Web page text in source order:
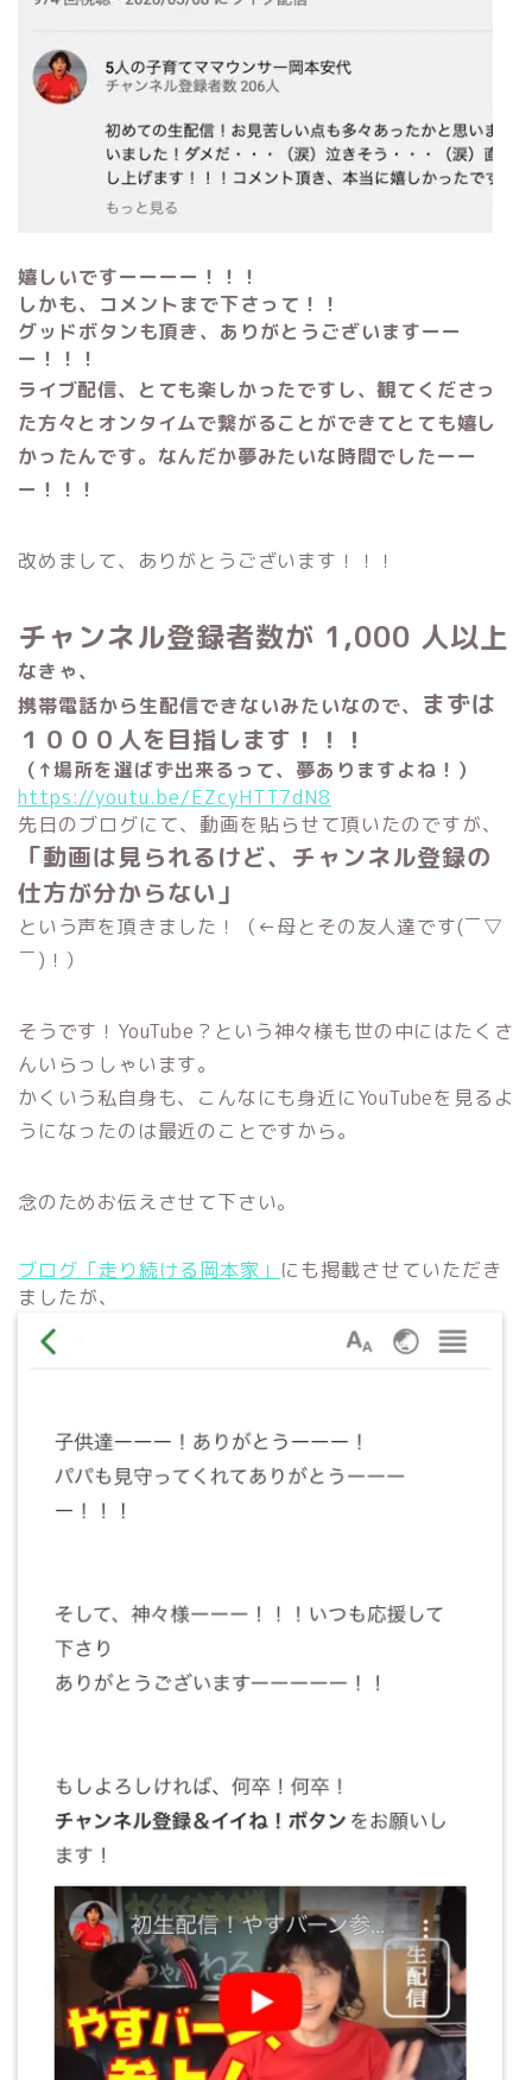
嬉しいですーーーー！！！
しかも、コメントまで下さって！！
グッドボタンも頂き、ありがとうございますーー
ー！！！
ライブ配信、とても楽しかったですし、観てくださっ
た方々とオンタイムで繋がることができてとても嬉し
かったんです。なんだか夢みたいな時間でしたーー
ー！！！
改めまして、ありがとうございます！！！
チャンネル登録者数が 1,000 人以上
なきゃ、
携帯電話から生配信できないみたいなので、 まずは
１０００人を目指します！！！
（↑場所を選ばず出来るって、夢ありますよね！）
https://youtu.be/EZcyHTT7dN8
先日のブログにて、動画を貼らせて頂いたのですが、
「動画は見られるけど、チャンネル登録の
仕方が分からない」
という声を頂きました！（←母とその友人達です(￣▽
￣)！）
そうです！YouTube？という神々様も世の中にはたくさ
んいらっしゃいます。
かくいう私自身も、こんなにも身近にYouTubeを見るよ
うになったのは最近のことですから。
念のためお伝えさせて下さい。
ブログ「走り続ける岡本家」 にも掲載させていただき
ましたが、